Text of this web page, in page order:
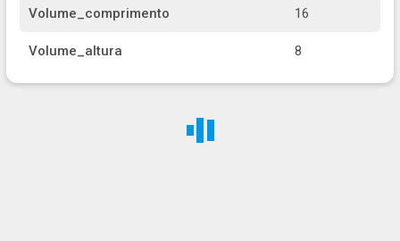
Volume_comprimento 16
Volume_altura 8